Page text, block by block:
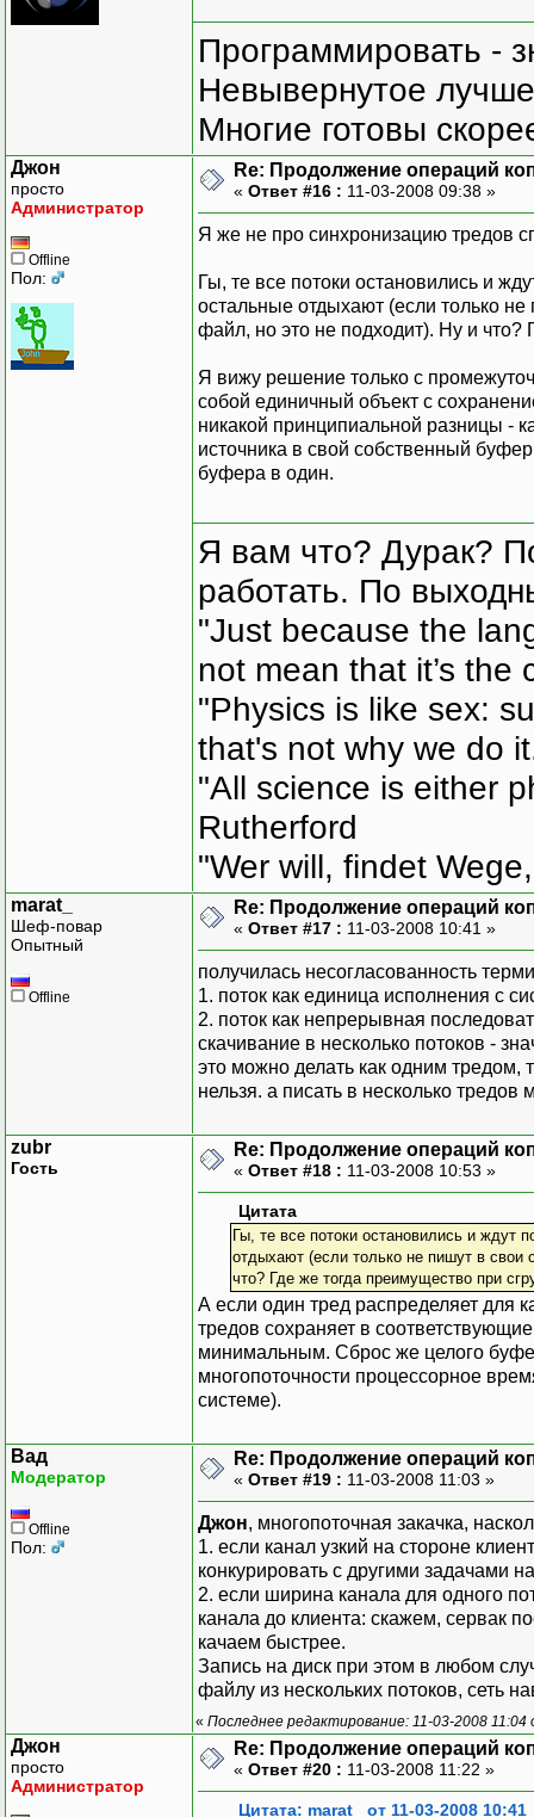
Программировать -
Невывернутое
Многие готовы
Джон
просто
Администратор
Offline
Пол:
Re: Продолжение операций
« Ответ #16 : 11-03-2008 09:38 »
Я же не про синхронизацию тредов
Гы, те все потоки остановились и
остальные отдыхают (если только
файл, но это не подходит). Ну и что?
Я вижу решение только с
собой единичный объект с
никакой принципиальной разницы -
источника в свой собственный
буфера в один.
Я вам что? Дурак?
работать. По
"Just because the
not mean that it’s the
"Physics is like sex:
that's not why we do
"All science is either
Rutherford
"Wer will, findet
marat_
Шеф-повар
Опытный
Offline
Re: Продолжение операций
« Ответ #17 : 11-03-2008 10:41 »
получилась несогласованность
1. поток как единица исполнения с
2. поток как непрерывная
скачивание в несколько потоков -
это можно делать как одним тредом,
нельзя. а писать в несколько тредов
zubr
Гость
Re: Продолжение операций
« Ответ #18 : 11-03-2008 10:53 »
Цитата
Гы, те все потоки остановились и ждут
отдыхают (если только не пишут в
что? Где же тогда преимущество при
А если один тред распределяет для
тредов сохраняет в
минимальным. Сброс же целого
многопоточности процессорное
системе).
Вад
Модератор
Offline
Пол:
Re: Продолжение операций
« Ответ #19 : 11-03-2008 11:03 »
Джон, многопоточная закачка,
1. если канал узкий на стороне
конкурировать с другими задачами
2. если ширина канала для одного
канала до клиента: скажем, сервак
качаем быстрее.
Запись на диск при этом в любом
файлу из нескольких потоков, сеть
« Последнее редактирование: 11-03-2008 11:04
Джон
просто
Администратор
Re: Продолжение операций
« Ответ #20 : 11-03-2008 11:22 »
Цитата: marat_ от 11-03-2008 10:41